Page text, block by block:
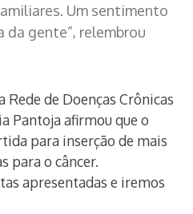
Um sentimento
gente”, relembrou
de Doenças Crônicas
Pantoja afirmou que o
para inserção de mais
para o câncer.
apresentadas e iremos